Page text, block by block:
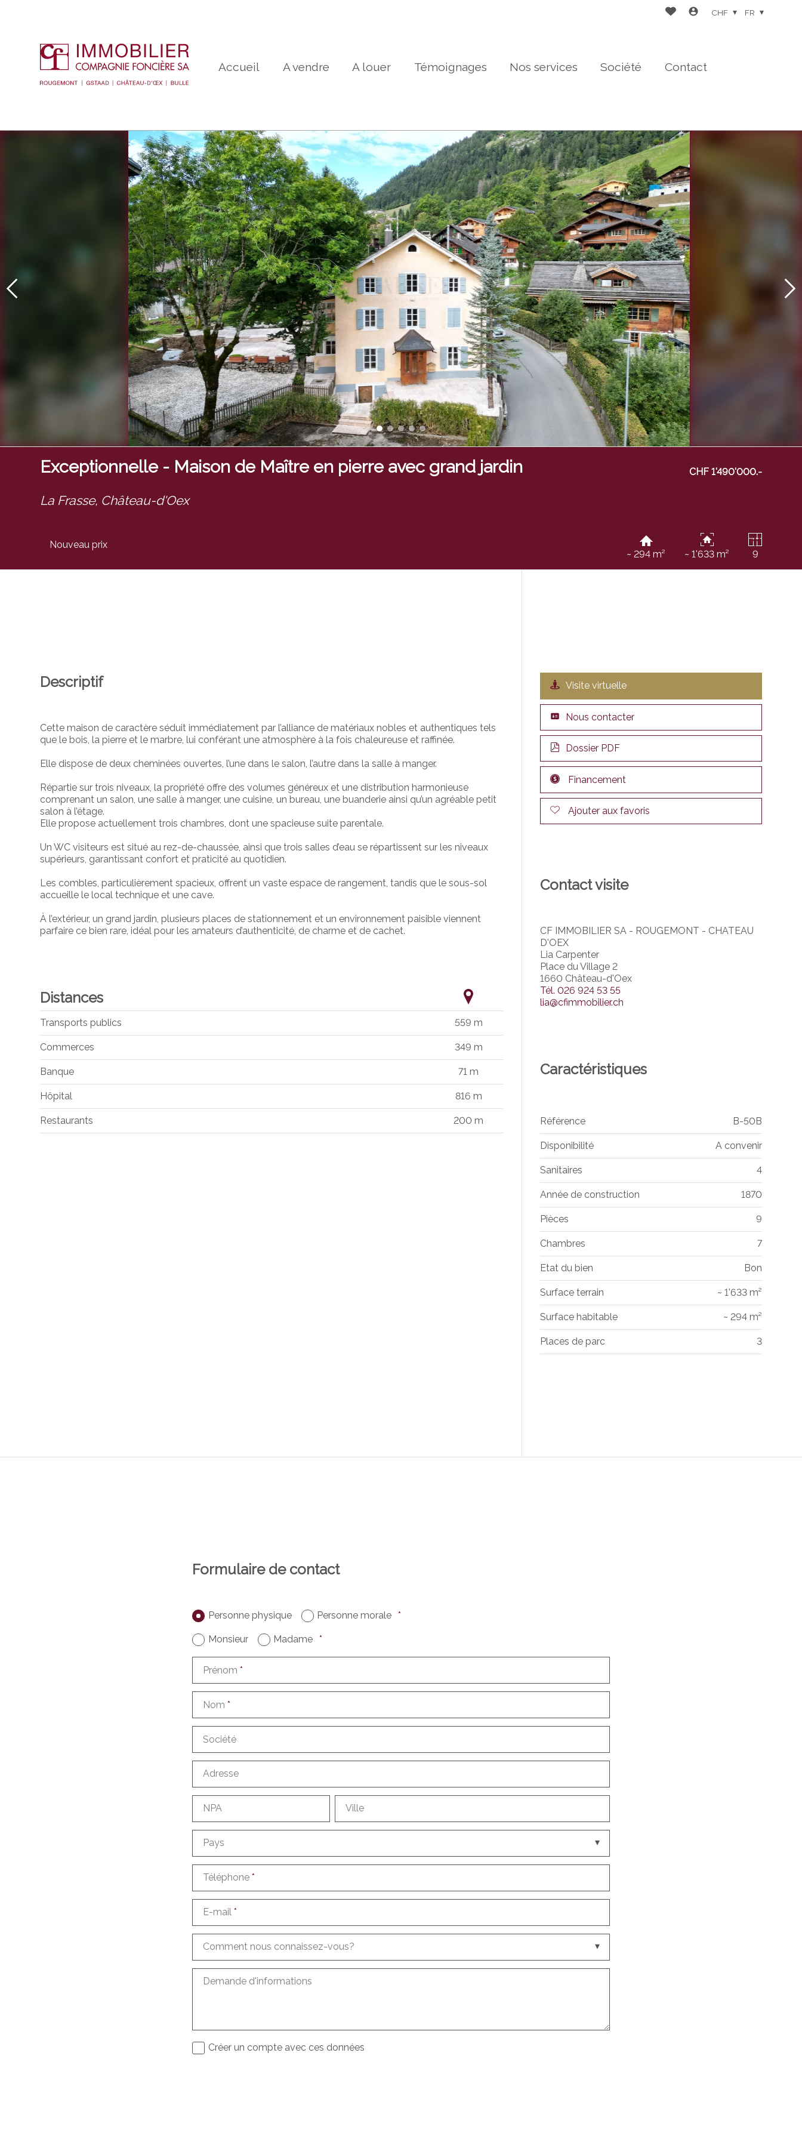
Accueil A vendre A louer Témoignages Nos services Société Contact
CHF FR
Exceptionnelle - Maison de Maître en pierre avec grand jardin CHF 1'490'000.-
La Frasse, Château-d'Oex
Nouveau prix
~ 294 m²
~ 1'633 m² 9
Descriptif
Cette maison de caractère séduit immédiatement par l’alliance de matériaux nobles et authentiques tels
que le bois, la pierre et le marbre, lui conférant une atmosphère à la fois chaleureuse et raffinée.
Elle dispose de deux cheminées ouvertes, l’une dans le salon, l’autre dans la salle à manger.
Répartie sur trois niveaux, la propriété offre des volumes généreux et une distribution harmonieuse
comprenant un salon, une salle à manger, une cuisine, un bureau, une buanderie ainsi qu’un agréable petit
salon à l’étage.
Elle propose actuellement trois chambres, dont une spacieuse suite parentale.
Un WC visiteurs est situé au rez-de-chaussée, ainsi que trois salles d’eau se répartissent sur les niveaux
supérieurs, garantissant confort et praticité au quotidien.
Les combles, particulièrement spacieux, offrent un vaste espace de rangement, tandis que le sous-sol
accueille le local technique et une cave.
À l’extérieur, un grand jardin, plusieurs places de stationnement et un environnement paisible viennent
parfaire ce bien rare, idéal pour les amateurs d’authenticité, de charme et de cachet.
Distances
Transports publics 559 m
Commerces 349 m
Banque 71 m
Hôpital 816 m
Restaurants 200 m
Visite virtuelle
Nous contacter
Dossier PDF
Financement
Ajouter aux favoris
Contact visite
CF IMMOBILIER SA - ROUGEMONT - CHATEAU
D'OEX
Lia Carpenter
Place du Village 2
1660 Château-d'Oex
Tél. 026 924 53 55
lia@cfimmobilier.ch
Caractéristiques
Référence B-50B
Disponibilité A convenir
Sanitaires 4
Année de construction 1870
Pièces 9
Chambres 7
Etat du bien Bon
Surface terrain ~ 1'633 m²
Surface habitable ~ 294 m²
Places de parc 3
Formulaire de contact
Personne physique Personne morale *
Monsieur Madame *
Prénom *
Nom *
Société
Adresse
NPA Ville
Pays
Téléphone *
E-mail *
Comment nous connaissez-vous?
Demande d'informations
Créer un compte avec ces données